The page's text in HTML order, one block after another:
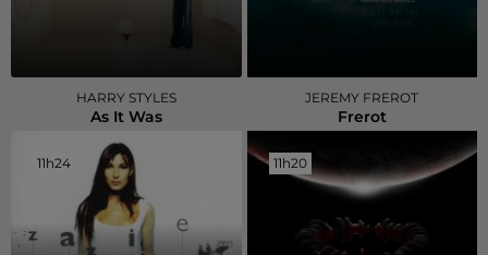
HARRY STYLES
As It Was
JEREMY FREROT
Frerot
11h24
11h24 11h20
11h20